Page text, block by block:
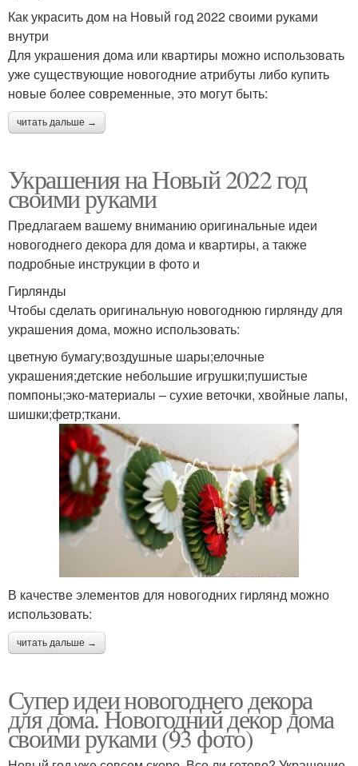
Как украсить дом на Новый год 2022 своими руками
внутри
Для украшения дома или квартиры можно использовать
уже существующие новогодние атрибуты либо купить
новые более современные, это могут быть:
читать дальше →
Украшения на Новый 2022 год
своими руками
Предлагаем вашему вниманию оригинальные идеи
новогоднего декора для дома и квартиры, а также
подробные инструкции в фото и
Гирлянды
Чтобы сделать оригинальную новогоднюю гирлянду для
украшения дома, можно использовать:
цветную бумагу;воздушные шары;елочные
украшения;детские небольшие игрушки;пушистые
помпоны;эко-материалы – сухие веточки, хвойные лапы,
шишки;фетр;ткани.
В качестве элементов для новогодних гирлянд можно
использовать:
читать дальше →
Супер идеи новогоднего декора
для дома. Новогодний декор дома
своими руками (93 фото)